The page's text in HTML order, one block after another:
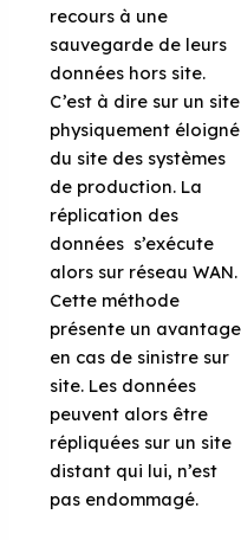
recours à une
sauvegarde de leurs
données hors site.
C’est à dire sur un site
physiquement éloigné
du site des systèmes
de production. La
réplication des
données s’exécute
alors sur réseau WAN.
Cette méthode
présente un avantage
en cas de sinistre sur
site. Les données
peuvent alors être
répliquées sur un site
distant qui lui, n’est
pas endommagé.